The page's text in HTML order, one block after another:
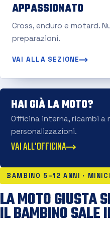
APPASSIONATO
Cross, enduro e motard.
preparazioni.
VAI ALLA SEZIONE
HAI GIÀ LA MOTO?
Officina interna, ricambi a
personalizzazioni.
VAI ALL'OFFICINA
BAMBINO 5–12 ANNI ·
LA MOTO GIUSTA
IL BAMBINO SALE